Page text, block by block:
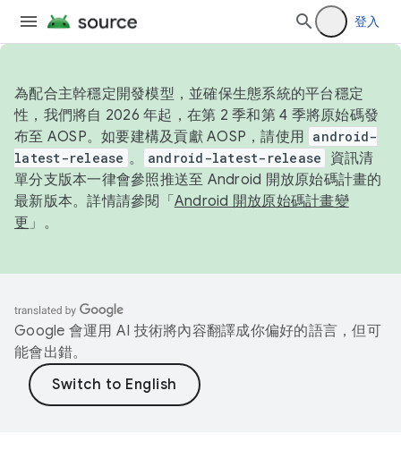
登入
為配合主幹穩定開發模型，並確保生態系統的平台穩定
性，我們將自 2026 年起，在第 2 季和第 4 季將原始碼發
布至 AOSP。如要建構及貢獻 AOSP，請使用 android-
latest-release 。 android-latest-release
資訊清
單分支版本一律會參照推送至 Android 開放原始碼計畫的
最新版本。詳情請參閱「 Android 開放原始碼計畫變
更 」。
Google 會運用 AI 技術將內容翻譯成你偏好的語言，但可
能會出錯。